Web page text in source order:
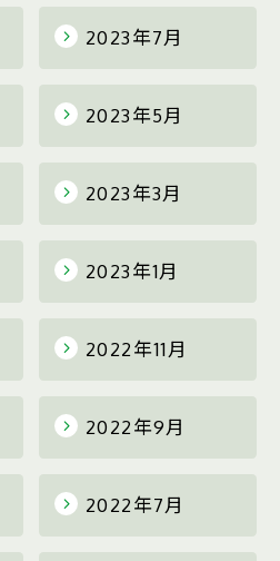
2023年7月
2023年5月
2023年3月
2023年1月
2022年11月
2022年9月
2022年7月